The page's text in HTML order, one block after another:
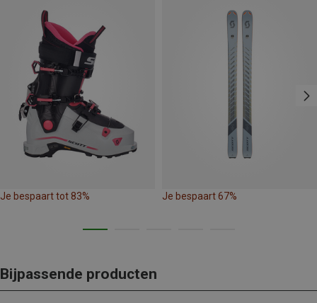
Je bespaart tot 83% Je bespaart 67%
Bijpassende producten